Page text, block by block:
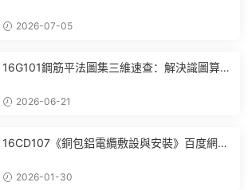
2026-07-05
16G101鋼筋平法圖集三維速查：解決識圖算
2026-06-21
16CD107《銅包鋁電纜敷設與安裝》百度網盤
2026-01-30